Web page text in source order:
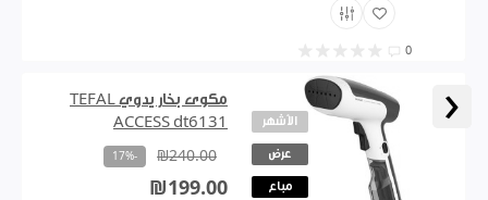
‹
0
الأشهر
عرض
مباع
مكوى بخار يدوي TEFAL
ACCESS dt6131
₪240.00
-17%
₪199.00